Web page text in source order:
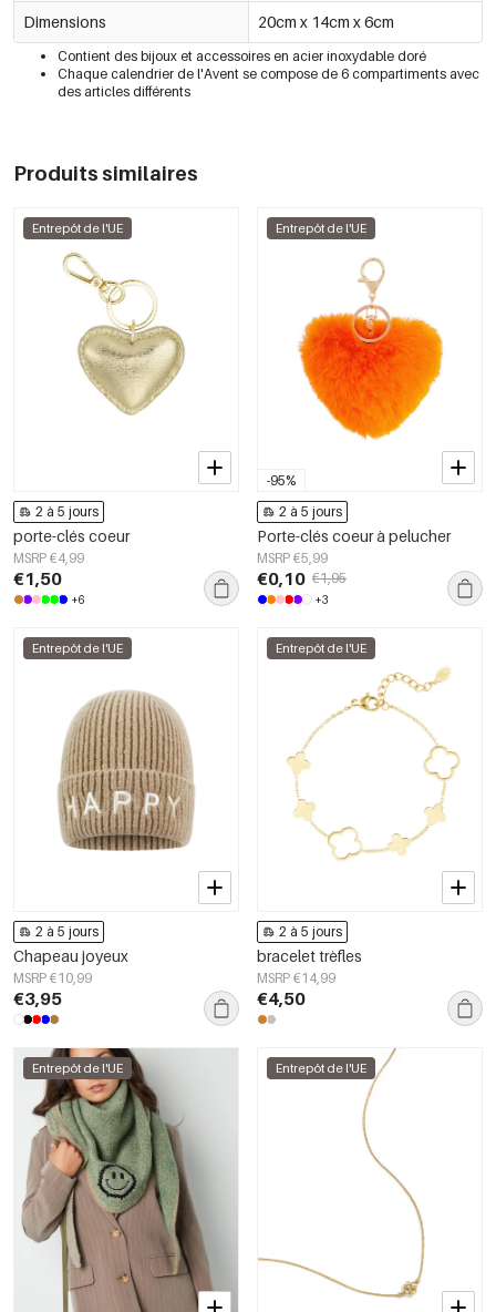
Dimensions 20cm x 14cm x 6cm
Contient des bijoux et accessoires en acier inoxydable doré
Chaque calendrier de l'Avent se compose de 6 compartiments avec
des articles différents
Produits similaires
Entrepôt de l'UE
2 à 5 jours
porte-clés coeur
MSRP €4,99
€1,50
+6
-95%
Entrepôt de l'UE
2 à 5 jours
Porte-clés coeur à pelucher
MSRP €5,99
€0,10 €1,95
+3
Entrepôt de l'UE
2 à 5 jours
Chapeau joyeux
MSRP €10,99
€3,95
Entrepôt de l'UE
2 à 5 jours
bracelet trèfles
MSRP €14,99
€4,50
Entrepôt de l'UE Entrepôt de l'UE